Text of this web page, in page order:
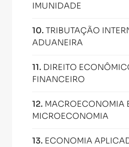
IMUNIDADE
10.TRIBUTAÇÃO
ADUANEIRA
11. DIREITO
FINANCEIRO
12. MACROECONOMIA
MICROECONOMIA
13. ECONOMIA